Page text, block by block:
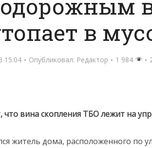
в
15:04 Опубликовал: Редактор 1 984
что вина скопления ТБО лежит на
житель дома, расположенного по